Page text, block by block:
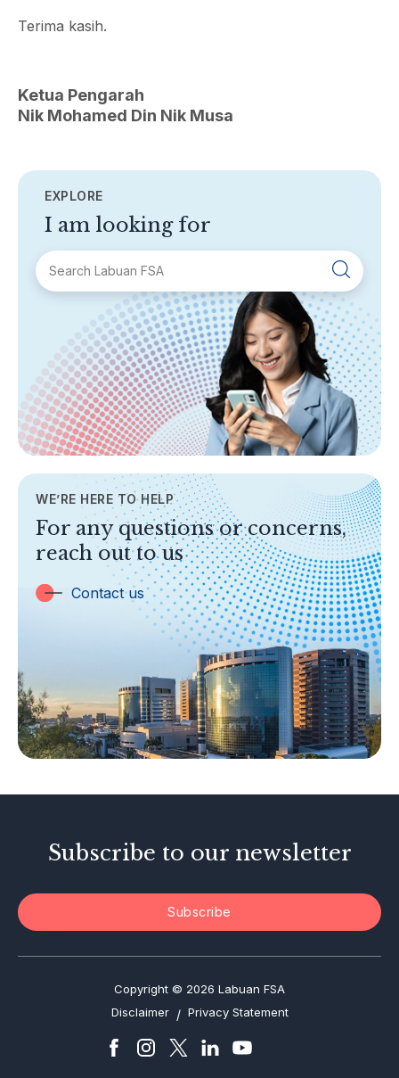
Terima kasih.
Ketua Pengarah
Nik Mohamed Din Nik Musa
EXPLORE
I am looking for
About Labuan FSA
Areas of Business
Legislation & Guidelines
General Info
AML/CFT
TOPICS
Banking
Insurance
Trust Companies
Labuan Companies
Islamic Business
Other Businesses
Tax-Related Matters
Investor Alerts
WE’RE HERE TO HELP
For any questions or concerns,
reach out to us
Contact us
Subscribe to our newsletter
Subscribe
Copyright © 2026 Labuan FSA
Disclaimer / Privacy Statement